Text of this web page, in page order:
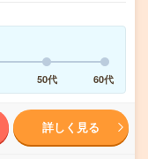
50代 60代
詳しく見る